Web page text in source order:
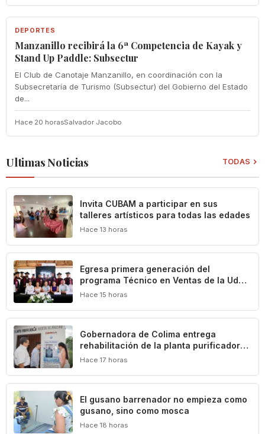
DEPORTES
DEPORTES
Manzanillo recibirá la 6ª Competencia de Kayak y
Stand Up Paddle: Subsectur
El Club de Canotaje Manzanillo, en coordinación con la
Subsecretaría de Turismo (Subsectur) del Gobierno del Estado
de...
Hace 20 horasSalvador Jacobo
Ultimas Noticias TODAS
Invita CUBAM a participar en sus
talleres artísticos para todas las edades
Hace 13 horas
Egresa primera generación del
programa Técnico en Ventas de la UdeC
y CIMA Group
Hace 15 horas
Gobernadora de Colima entrega
rehabilitación de la planta purificadora
de agua en Puerta de Ánzar
Hace 17 horas
El gusano barrenador no empieza como
gusano, sino como mosca
Hace 18 horas